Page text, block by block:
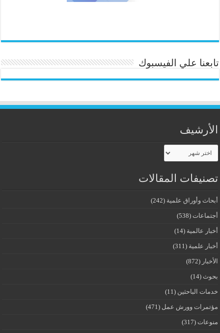
تابعنا علي الفيسبوك
الأرشيف
الأرشيف
تصنيفات المقالات
أبحاث وأوراق علمية (242)
أجتماعات (538)
أخبار عالمية (14)
أخبار علمية (311)
الأخبار (872)
بحوث (14)
خدمات الباحثين (11)
مؤتمرات وورش عمل (471)
منوعات (317)